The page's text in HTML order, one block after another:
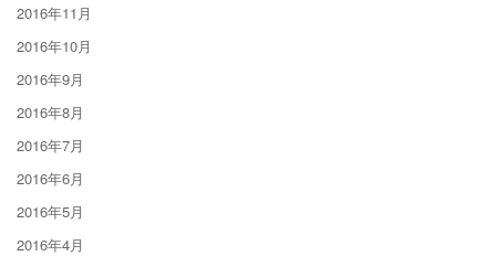
2016年11月
2016年10月
2016年9月
2016年8月
2016年7月
2016年6月
2016年5月
2016年4月